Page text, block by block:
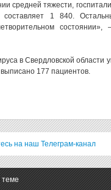
средней тяжести,
составляет 1 840.
в Свердловской области
177 пациентов.
на наш Телеграм-канал
теме